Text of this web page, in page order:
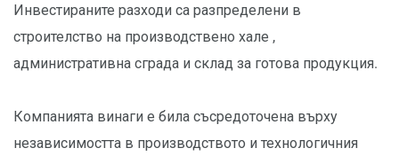
Инвестираните разходи са разпределени в
строителство на производствено хале ,
административна сграда и склад за готова продукция.
Компанията винаги е била съсредоточена върху
независимостта в производството и технологичния